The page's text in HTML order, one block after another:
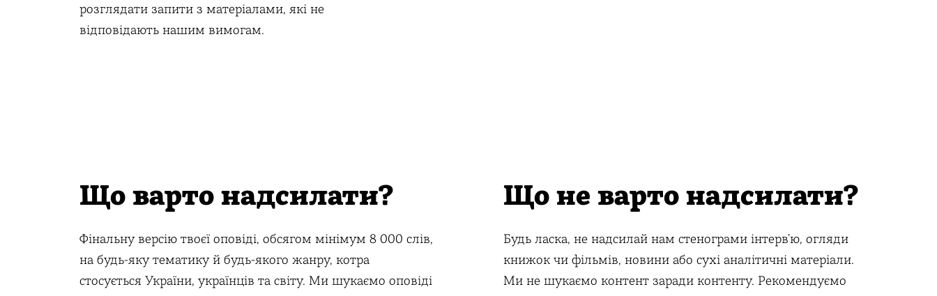
розглядати запити з матеріалами, які не
відповідають нашим вимогам.
Що варто надсилати?
Фінальну версію твоєї оповіді, обсягом мінімум 8 000 слів,
на будь-яку тематику й будь-якого жанру, котра
стосується України, українців та світу. Ми шукаємо оповіді
Що не варто надсилати?
Будь ласка, не надсилай нам стенограми інтерв’ю, огляди
книжок чи фільмів, новини або сухі аналітичні матеріали.
Ми не шукаємо контент заради контенту. Рекомендуємо